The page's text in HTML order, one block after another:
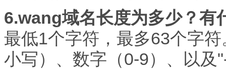
6.wang域名长度为多少？有
最低1个字符，最多63个字
小写）、数字（0-9）、以